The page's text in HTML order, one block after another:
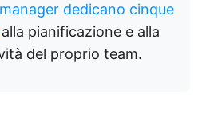
dedicano cinque
alla pianificazione e alla
del proprio team.